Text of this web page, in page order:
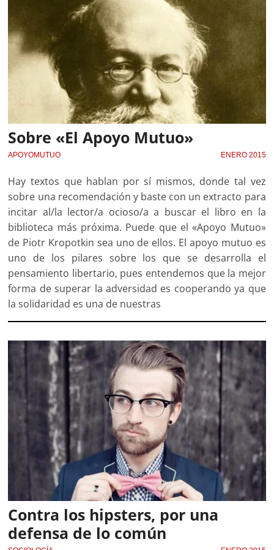
Sobre «El Apoyo Mutuo»
APOYOMUTUO ENERO 2015
Hay textos que hablan por sí mismos, donde tal vez
sobre una recomendación y baste con un extracto para
incitar al/la lector/a ocioso/a a buscar el libro en la
biblioteca más próxima. Puede que el «Apoyo Mutuo»
de Piotr Kropotkin sea uno de ellos. El apoyo mutuo es
uno de los pilares sobre los que se desarrolla el
pensamiento libertario, pues entendemos que la mejor
forma de superar la adversidad es cooperando ya que
la solidaridad es una de nuestras
Contra los hipsters, por una
defensa de lo común